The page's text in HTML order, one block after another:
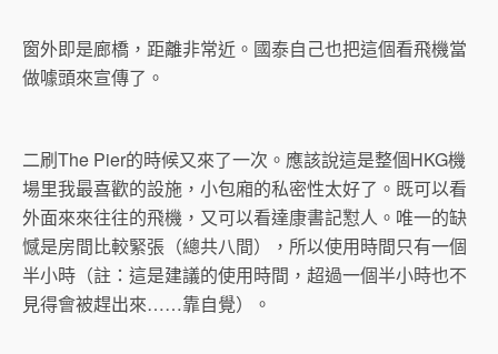
窗外即是廊橋，距離非常近。國泰自己也把這個看飛機當
做噱頭來宣傳了。
二刷The Pier的時候又來了一次。應該說這是整個HKG機
場里我最喜歡的設施，小包廂的私密性太好了。既可以看
外面來來往往的飛機，又可以看達康書記懟人。唯一的缺
憾是房間比較緊張（總共八間），所以使用時間只有一個
半小時（註：這是建議的使用時間，超過一個半小時也不
見得會被趕出來……靠自覺）。